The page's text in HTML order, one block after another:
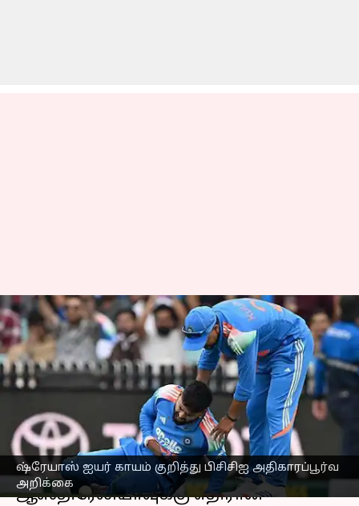
ஷ்ரேயாஸ் ஐயர் காயம் குறித்து பிசிசிஐ அதிகாரப்பூர்வ
அறிக்கை
ஷ்ரேயாஸ் ஐயருக்கு
ஏற்பட்ட காயம் இதுதான்;
அதிகாரப்பூர்வ அறிக்கை
வெளியிட்டது பிசிசிஐ
எழுதியவர் Sekar Chinnappan Oct 27, 2025 03:22 pm
செய்தி முன்னோட்டம்
ஆஸ்திரேலியாவுக்கு எதிரான